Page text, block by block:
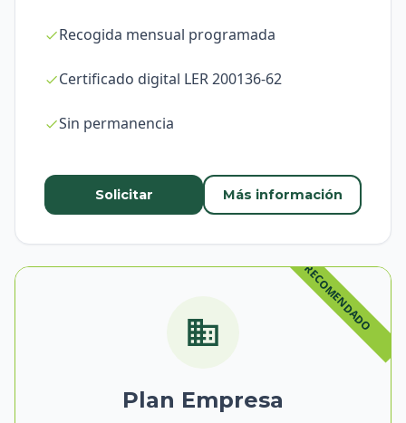
Recogida mensual programada
Certificado digital LER 200136-62
Sin permanencia
Solicitar Más información
Plan Empresa